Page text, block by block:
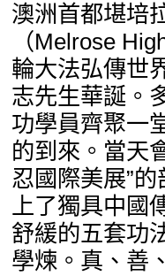
澳洲首都堪培
（Melrose
輪大法弘傳世
志先生華誕。
功學員齊聚一
的到來。當天
忍國際美展”
上了獨具中國
舒緩的五套功
學煉。真、善